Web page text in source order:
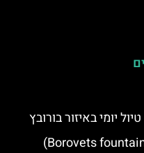
יומי באיזור בורובץ